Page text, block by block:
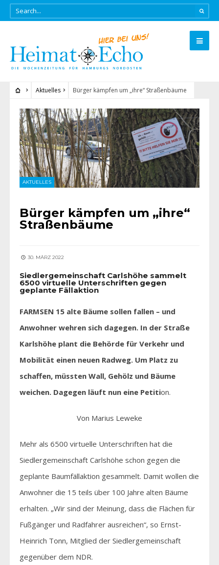
Aktuelles Bürger kämpfen um „ihre“ Straßenbäume
AKTUELLES
Bürger kämpfen um „ihre“
Straßenbäume
30. MÄRZ 2022
Siedlergemeinschaft Carlshöhe sammelt
6500 virtuelle Unterschriften gegen
geplante Fällaktion
FARMSEN 15 alte Bäume sollen fallen – und
Anwohner wehren sich dagegen. In der Straße
Karlshöhe plant die Behörde für Verkehr und
Mobilität einen neuen Radweg. Um Platz zu
schaffen, müssten Wall, Gehölz und Bäume
weichen. Dagegen läuft nun eine Petition.
Von Marius Leweke
Mehr als 6500 virtuelle Unterschriften hat die
Siedlergemeinschaft Carlshöhe schon gegen die
geplante Baumfällaktion gesammelt. Damit wollen die
Anwohner die 15 teils über 100 Jahre alten Bäume
erhalten. „Wir sind der Meinung, dass die Flächen für
Fußgänger und Radfahrer ausreichen“, so Ernst-
Heinrich Tonn, Mitglied der Siedlergemeinschaft
gegenüber dem NDR.